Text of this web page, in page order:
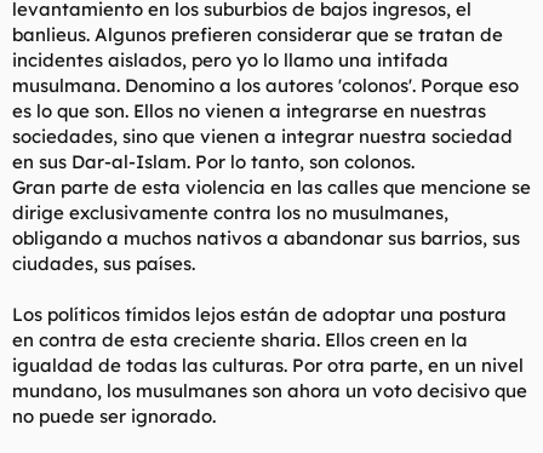
levantamiento en los suburbios de bajos ingresos, el
banlieus. Algunos prefieren considerar que se tratan de
incidentes aislados, pero yo lo llamo una intifada
musulmana. Denomino a los autores 'colonos'. Porque eso
es lo que son. Ellos no vienen a integrarse en nuestras
sociedades, sino que vienen a integrar nuestra sociedad
en sus Dar-al-Islam. Por lo tanto, son colonos.
Gran parte de esta violencia en las calles que mencione se
dirige exclusivamente contra los no musulmanes,
obligando a muchos nativos a abandonar sus barrios, sus
ciudades, sus países.
Los políticos tímidos lejos están de adoptar una postura
en contra de esta creciente sharia. Ellos creen en la
igualdad de todas las culturas. Por otra parte, en un nivel
mundano, los musulmanes son ahora un voto decisivo que
no puede ser ignorado.